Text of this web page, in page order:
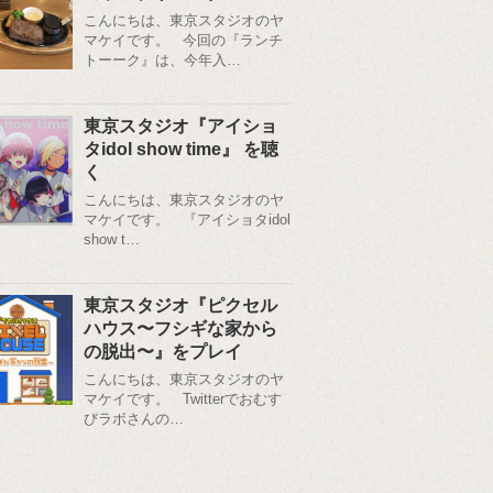
こんにちは、東京スタジオのヤ
マケイです。 今回の『ランチ
トーーク』は、今年入…
東京スタジオ『アイショ
タidol show time』 を聴
く
こんにちは、東京スタジオのヤ
マケイです。 『アイショタidol
show t…
東京スタジオ『ピクセル
ハウス〜フシギな家から
の脱出〜』をプレイ
こんにちは、東京スタジオのヤ
マケイです。 Twitterでおむす
びラボさんの…